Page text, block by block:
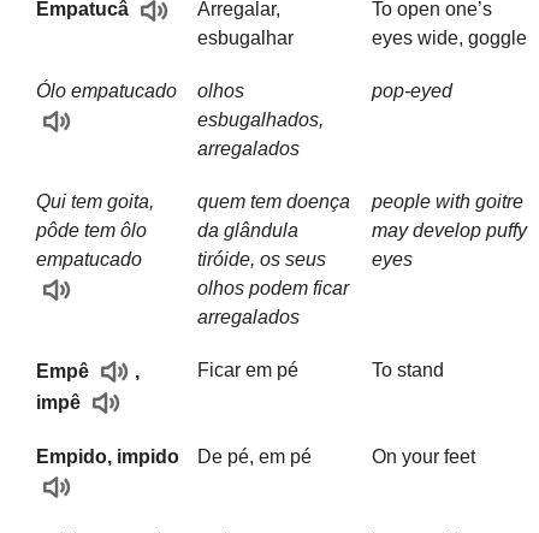
Empatucâ
Arregalar,
esbugalhar
To open one’s
eyes wide, goggle
Ólo empatucado
olhos
esbugalhados,
arregalados
pop-eyed
Qui tem goita,
pôde tem ôlo
empatucado
quem tem doença
da glândula
tiróide, os seus
olhos podem ficar
arregalados
people with goitre
may develop puffy
eyes
Empê
,
impê
Ficar em pé To stand
Empido, impido De pé, em pé On your feet